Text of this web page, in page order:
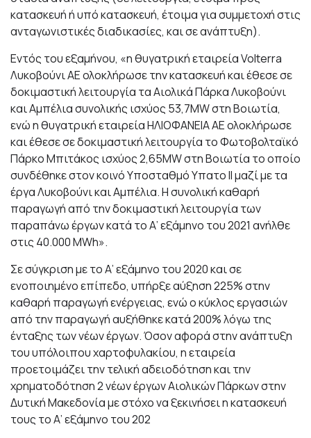
κατασκευή ή υπό κατασκευή, έτοιμα για συμμετοχή στις
ανταγωνιστικές διαδικασίες, και σε ανάπτυξη).
Εντός του εξαμήνου, «η θυγατρική εταιρεία Volterra
Λυκοβούνι ΑΕ ολοκλήρωσε την κατασκευή και έθεσε σε
δοκιμαστική λειτουργία τα Αιολικά Πάρκα Λυκοβούνι
και Αμπέλια συνολικής ισχύος 53,7MW στη Βοιωτία,
ενώ η θυγατρική εταιρεία ΗΛΙΟΦΑΝΕΙΑ ΑΕ ολοκλήρωσε
και έθεσε σε δοκιμαστική λειτουργία το Φωτοβολταϊκό
Πάρκο Μπιτάκος ισχύος 2,65MW στη Βοιωτία το οποίο
συνδέθηκε στον κοινό Υποσταθμό Υπατο ΙΙ μαζί με τα
έργα Λυκοβούνι και Αμπέλια. Η συνολική καθαρή
παραγωγή από την δοκιμαστική λειτουργία των
παραπάνω έργων κατά το Α’ εξάμηνο του 2021 ανήλθε
στις 40.000 MWh».
Σε σύγκριση με το Α’ εξάμηνο του 2020 και σε
ενοποιημένο επίπεδο, υπήρξε αύξηση 225% στην
καθαρή παραγωγή ενέργειας, ενώ ο κύκλος εργασιών
από την παραγωγή αυξήθηκε κατά 200% λόγω της
ένταξης των νέων έργων. Όσον αφορά στην ανάπτυξη
του υπόλοιπου χαρτοφυλακίου, η εταιρεία
προετοιμάζει την τελική αδειοδότηση και την
χρηματοδότηση 2 νέων έργων Αιολικών Πάρκων στην
Δυτική Μακεδονία με στόχο να ξεκινήσει η κατασκευή
τους το Α’ εξάμηνο του 202